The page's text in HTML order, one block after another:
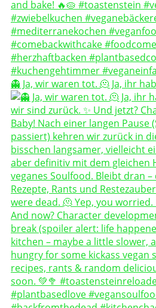
👻 Ja, wir waren tot. 🫠 Ja, ihr